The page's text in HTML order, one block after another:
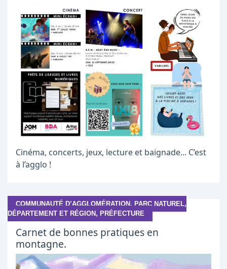
Cinéma, concerts, jeux, lecture et baignade... C’est
à l’agglo !
COMMUNAUTÉ D’AGGLOMÉRATION, PARC NATUREL,
DÉPARTEMENT ET RÉGION, PRÉFECTURE
Carnet de bonnes pratiques en
montagne.